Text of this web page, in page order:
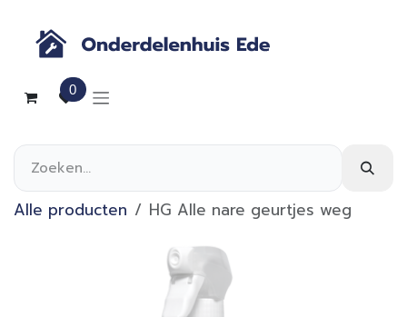
0
Alle producten HG Alle nare geurtjes weg